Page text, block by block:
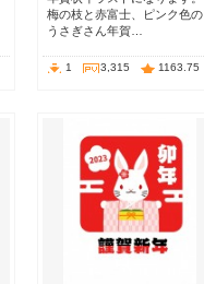
梅の枝と赤富士、ピンク色の
うさぎさん年賀…
1 3,315 1163.75